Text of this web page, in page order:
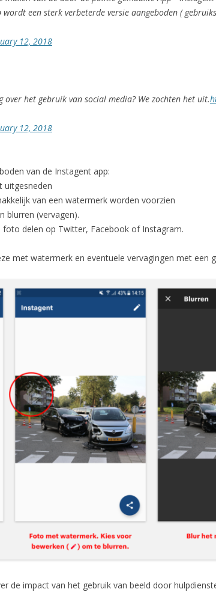
een sterk verbeterde versie aangeboden (
12, 2018
het gebruik van social media? We zochten het uit.
12, 2018
van de Instagent app:
uitgesneden
van een watermerk worden voorzien
blurren (vervagen).
foto delen op Twitter, Facebook of Instagram.
met watermerk en eventuele vervagingen met een
de impact van het gebruik van beeld door